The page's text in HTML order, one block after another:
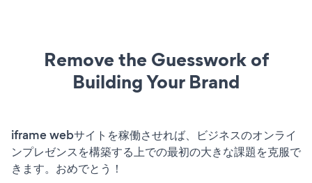
Remove the Guesswork of
Building Your Brand
iframe webサイトを稼働させれば、ビジネスのオンライ
ンプレゼンスを構築する上での最初の大きな課題を克服で
きます。おめでとう！